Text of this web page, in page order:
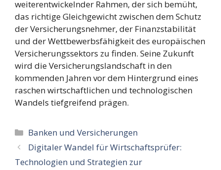
weiterentwickelnder Rahmen, der sich bemüht,
das richtige Gleichgewicht zwischen dem Schutz
der Versicherungsnehmer, der Finanzstabilität
und der Wettbewerbsfähigkeit des europäischen
Versicherungssektors zu finden. Seine Zukunft
wird die Versicherungslandschaft in den
kommenden Jahren vor dem Hintergrund eines
raschen wirtschaftlichen und technologischen
Wandels tiefgreifend prägen.
Kategorien
Banken und Versicherungen
Digitaler Wandel für Wirtschaftsprüfer:
Technologien und Strategien zur